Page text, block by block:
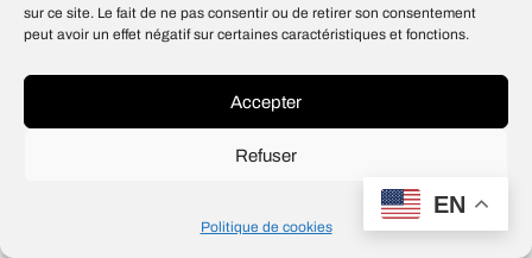
sur ce site. Le fait de ne pas consentir ou de retirer son consentement
peut avoir un effet négatif sur certaines caractéristiques et fonctions.
Accepter
Refuser
Politique de cookies
EN